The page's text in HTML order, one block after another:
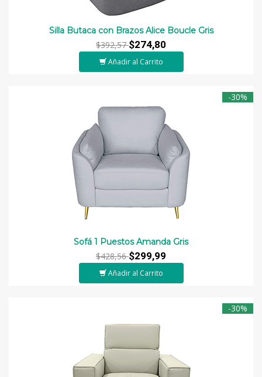
Silla Butaca con Brazos Alice Boucle Gris
$392,57$274,80
Añadir al Carrito
-30%
Sofá 1 Puestos Amanda Gris
$428,56$299,99
Añadir al Carrito
-30%